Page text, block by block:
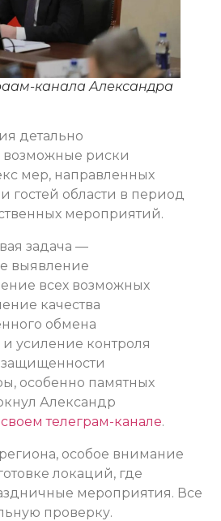
канала Александра
детально
возможные риски
мер, направленных
гостей области в период
мероприятий.
задача —
выявление
всех возможных
качества
обмена
усиление контроля
защищенности
особенно памятных
Александр
телеграм-канале.
особое внимание
локаций, где
мероприятия. Все
проверку.